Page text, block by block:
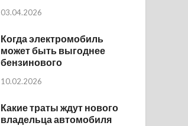
03.04.2026
Когда электромобиль
может быть выгоднее
бензинового
10.02.2026
Какие траты ждут нового
владельца автомобиля